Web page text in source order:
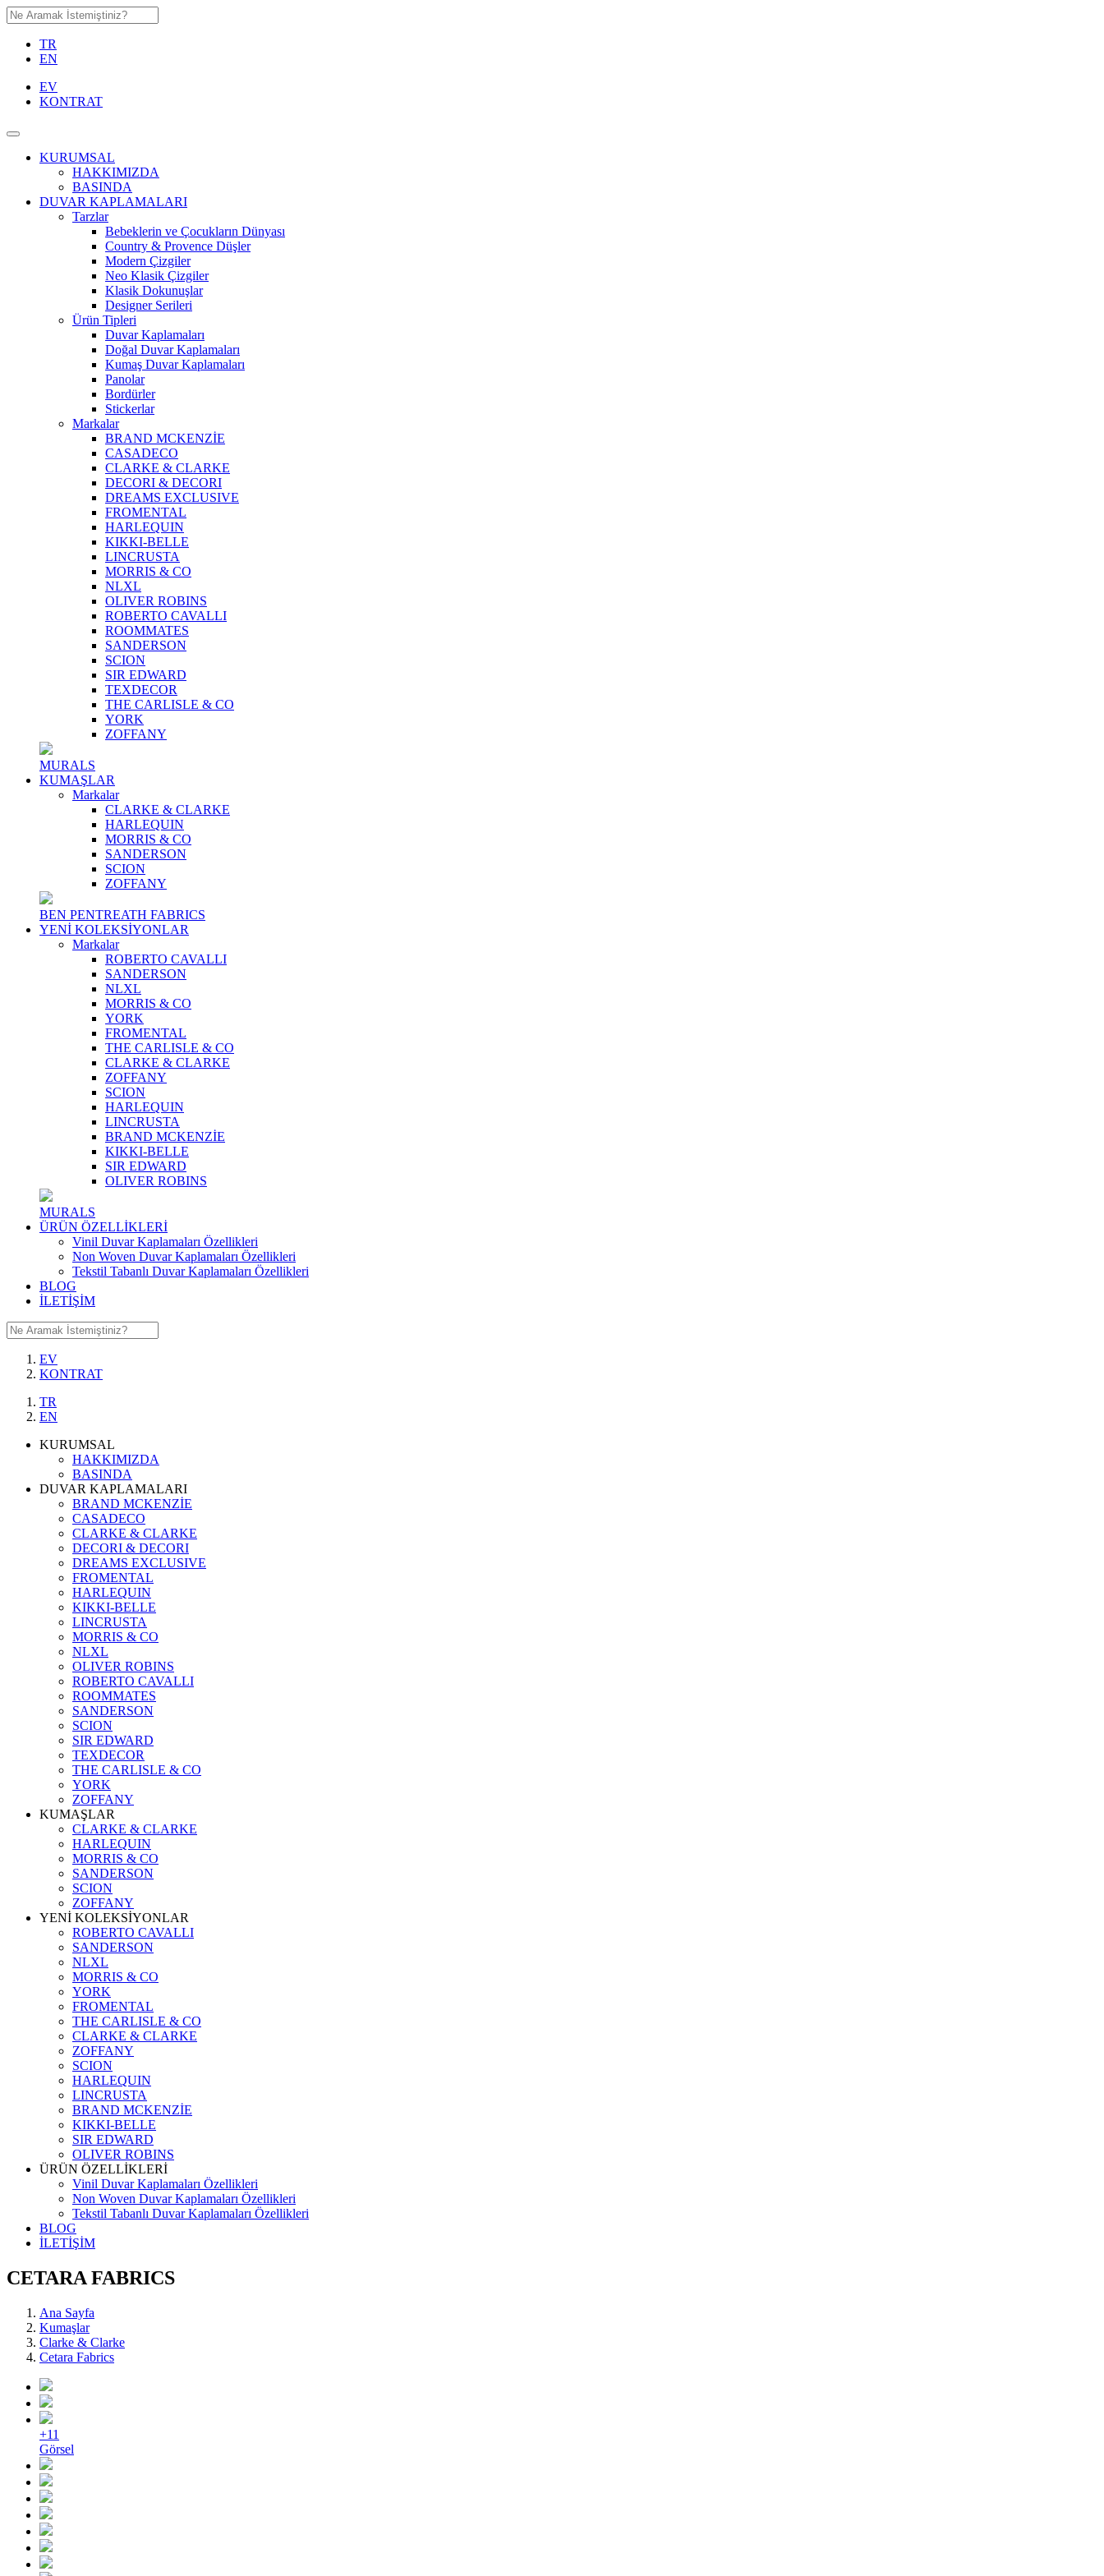
TR
EN
EV
KONTRAT
KURUMSAL
HAKKIMIZDA
BASINDA
DUVAR KAPLAMALARI
Tarzlar
Bebeklerin ve Çocukların Dünyası
Country & Provence Düşler
Modern Çizgiler
Neo Klasik Çizgiler
Klasik Dokunuşlar
Designer Serileri
Ürün Tipleri
Duvar Kaplamaları
Doğal Duvar Kaplamaları
Kumaş Duvar Kaplamaları
Panolar
Bordürler
Stickerlar
Markalar
BRAND MCKENZİE
CASADECO
CLARKE & CLARKE
DECORI & DECORI
DREAMS EXCLUSIVE
FROMENTAL
HARLEQUIN
KIKKI-BELLE
LINCRUSTA
MORRIS & CO
NLXL
OLIVER ROBINS
ROBERTO CAVALLI
ROOMMATES
SANDERSON
SCION
SIR EDWARD
TEXDECOR
THE CARLISLE & CO
YORK
ZOFFANY
MURALS
KUMAŞLAR
Markalar
CLARKE & CLARKE
HARLEQUIN
MORRIS & CO
SANDERSON
SCION
ZOFFANY
BEN PENTREATH FABRICS
YENİ KOLEKSİYONLAR
Markalar
ROBERTO CAVALLI
SANDERSON
NLXL
MORRIS & CO
YORK
FROMENTAL
THE CARLISLE & CO
CLARKE & CLARKE
ZOFFANY
SCION
HARLEQUIN
LINCRUSTA
BRAND MCKENZİE
KIKKI-BELLE
SIR EDWARD
OLIVER ROBINS
MURALS
ÜRÜN ÖZELLİKLERİ
Vinil Duvar Kaplamaları Özellikleri
Non Woven Duvar Kaplamaları Özellikleri
Tekstil Tabanlı Duvar Kaplamaları Özellikleri
BLOG
İLETİŞİM
EV
KONTRAT
TR
EN
KURUMSAL
HAKKIMIZDA
BASINDA
DUVAR KAPLAMALARI
BRAND MCKENZİE
CASADECO
CLARKE & CLARKE
DECORI & DECORI
DREAMS EXCLUSIVE
FROMENTAL
HARLEQUIN
KIKKI-BELLE
LINCRUSTA
MORRIS & CO
NLXL
OLIVER ROBINS
ROBERTO CAVALLI
ROOMMATES
SANDERSON
SCION
SIR EDWARD
TEXDECOR
THE CARLISLE & CO
YORK
ZOFFANY
KUMAŞLAR
CLARKE & CLARKE
HARLEQUIN
MORRIS & CO
SANDERSON
SCION
ZOFFANY
YENİ KOLEKSİYONLAR
ROBERTO CAVALLI
SANDERSON
NLXL
MORRIS & CO
YORK
FROMENTAL
THE CARLISLE & CO
CLARKE & CLARKE
ZOFFANY
SCION
HARLEQUIN
LINCRUSTA
BRAND MCKENZİE
KIKKI-BELLE
SIR EDWARD
OLIVER ROBINS
ÜRÜN ÖZELLİKLERİ
Vinil Duvar Kaplamaları Özellikleri
Non Woven Duvar Kaplamaları Özellikleri
Tekstil Tabanlı Duvar Kaplamaları Özellikleri
BLOG
İLETİŞİM
CETARA FABRICS
Ana Sayfa
Kumaşlar
Clarke & Clarke
Cetara Fabrics
+11
Görsel